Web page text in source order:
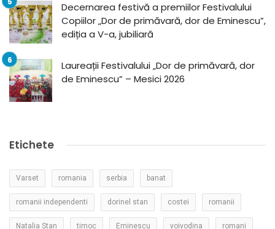
Decernarea festivă a premiilor Festivalului
Copiilor „Dor de primăvară, dor de Eminescu”,
ediția a V-a, jubiliară
Laureații Festivalului „Dor de primăvară, dor
de Eminescu” – Mesici 2026
Etichete
Varset romania serbia banat
romanii independenti dorinel stan costei romanii
Natalia Stan timoc Eminescu voivodina romani